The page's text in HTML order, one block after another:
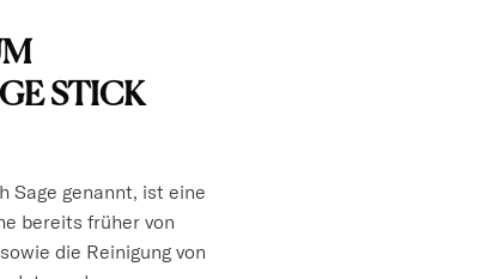
STICK
Sage genannt, ist eine
bereits früher von
die Reinigung von